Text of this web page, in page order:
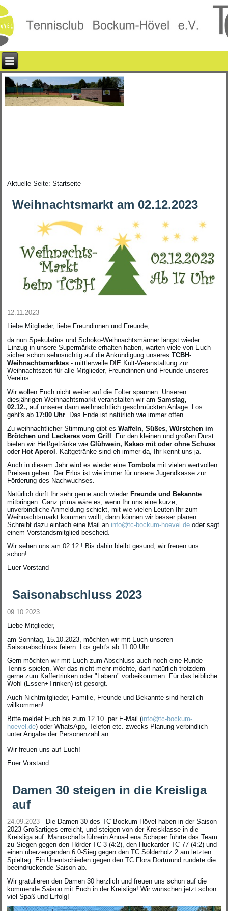
Aktuelle Seite:Startseite
Weihnachtsmarkt am 02.12.2023
12.11.2023
Liebe Mitglieder, liebe Freundinnen und Freunde,
da nun Spekulatius und Schoko-Weihnachtsmänner längst wieder
Einzug in unsere Supermärkte erhalten haben, warten viele von Euch
sicher schon sehnsüchtig auf die Ankündigung unseresTCBH-
Weihnachtsmarktes - mittlerweile DIE Kult-Veranstaltung zur
Weihnachtszeit für alle Mitglieder, Freundinnen und Freunde unseres
Vereins.
Wir wollen Euch nicht weiter auf die Folter spannen: Unseren
diesjährigen Weihnachtsmarkt veranstalten wir amSamstag,
02.12.,auf unserer dann weihnachtlich geschmückten Anlage. Los
geht's ab17:00 Uhr. Das Ende ist natürlich wie immer offen.
Zu weihnachtlicher Stimmung gibt esWaffeln, Süßes, Würstchen im
Brötchen und Leckeres vom Grill . Für den kleinen und großen Durst
bieten wir Heißgetränke wieGlühwein, Kakao mit oder ohne Schuss
oder Hot Aperol . Kaltgetränke sind eh immer da, Ihr kennt uns ja.
Auch in diesem Jahr wird es wieder eineTombolamit vielen wertvollen
Preisen geben. Der Erlös ist wie immer für unsere Jugendkasse zur
Förderung des Nachwuchses.
Natürlich dürft Ihr sehr gerne auch wieder Freunde und Bekannte
mitbringen. Ganz prima wäre es, wenn Ihr uns eine kurze,
unverbindliche Anmeldung schickt, mit wie vielen Leuten Ihr zum
Weihnachtsmarkt kommen wollt, dann können wir besser planen.
Schreibt dazu einfach eine Mail an info@tc-bockum-hoevel.de oder sagt
einem Vorstandsmitglied bescheid.
Wir sehen uns am 02.12.! Bis dahin bleibt gesund, wir freuen uns
schon!
Euer Vorstand
Saisonabschluss 2023
09.10.2023
Liebe Mitglieder,
am Sonntag, 15.10.2023, möchten wir mit Euch unseren
Saisonabschluss feiern. Los geht's ab 11:00 Uhr.
Gern möchten wir mit Euch zum Abschluss auch noch eine Runde
Tennis spielen. Wer das nicht mehr möchte, darf natürlich trotzdem
gerne zum Kaffertrinken oder "Labern" vorbeikommen. Für das leibliche
Wohl (Essen+Trinken) ist gesorgt.
Auch Nichtmitglieder, Familie, Freunde und Bekannte sind herzlich
willkommen!
Bitte meldet Euch bis zum 12.10. per E-Mail (info@tc-bockum-
hoevel.de) oder WhatsApp, Telefon etc. zwecks Planung verbindlich
unter Angabe der Personenzahl an.
Wir freuen uns auf Euch!
Euer Vorstand
Damen 30 steigen in die Kreisliga
auf
24.09.2023 - Die Damen 30 des TC Bockum-Hövel haben in der Saison
2023 Großartiges erreicht, und steigen von der Kreisklasse in die
Kreisliga auf. Mannschaftsführerin Anna-Lena Schaper führte das Team
zu Siegen gegen den Hörder TC 3 (4:2), den Huckarder TC 77 (4:2) und
einen überzeugenden 6:0-Sieg gegen den TC Sölderholz 2 am letzten
Spieltag. Ein Unentschieden gegen den TC Flora Dortmund rundete die
beeindruckende Saison ab.
Wir gratulieren den Damen 30 herzlich und freuen uns schon auf die
kommende Saison mit Euch in der Kreisliga! Wir wünschen jetzt schon
viel Spaß und Erfolg!